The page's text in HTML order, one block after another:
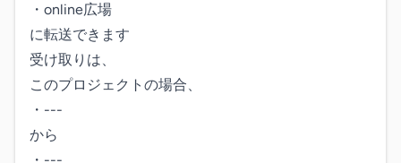
・online広場
に転送できます
受け取りは、
このプロジェクトの場合、
・---
から